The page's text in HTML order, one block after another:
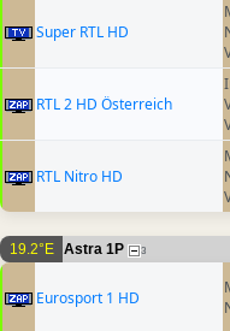
Super RTL HD
RTL 2 HD Österreich
RTL Nitro HD
19.2°E Astra 1P 3
Eurosport 1 HD